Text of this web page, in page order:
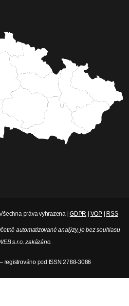
práva vyhrazena |GDPR VOP| RSS
automatizované analýzy, je bez souhlasu
s.r.o. zakázáno.
registrováno pod ISSN 2788-3086